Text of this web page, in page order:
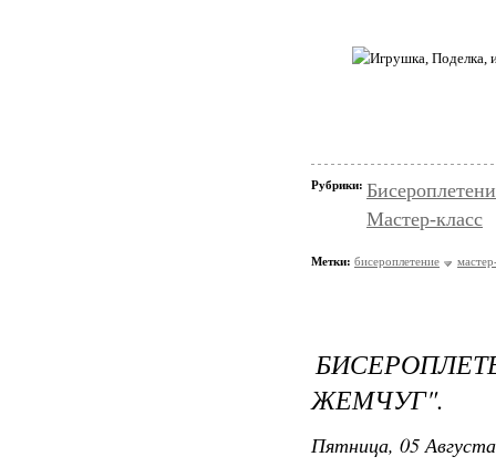
Рубрики:
Мастер-класс
Метки: бисероплетение
ЖЕМЧУГ".
Пятница, 05